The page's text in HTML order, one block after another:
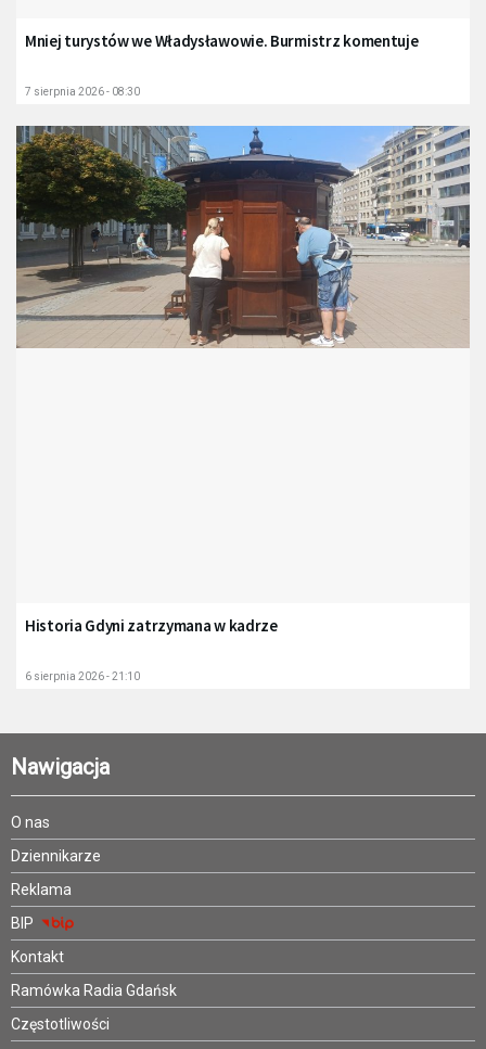
Mniej turystów we Władysławowie. Burmistrz komentuje
7 sierpnia 2026 - 08:30
Historia Gdyni zatrzymana w kadrze
6 sierpnia 2026 - 21:10
Nawigacja
O nas
Dziennikarze
Reklama
BIP
Kontakt
Ramówka Radia Gdańsk
Częstotliwości